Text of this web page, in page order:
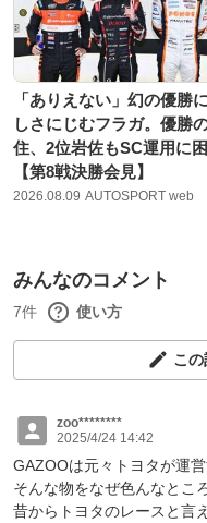
「ありえない」幻の優勝
しさにじむフラガ。優勝
住、2位岩佐もSC運用に
【第8戦決勝会見】
2026.08.09 AUTOSPORT web
みんなのコメント
7件 使い方
こ
zoo********
2025/4/24 14:42
GAZOOは元々トヨタが運
そんな物をなぜ色んなとこ
昔からトヨタのレースと言